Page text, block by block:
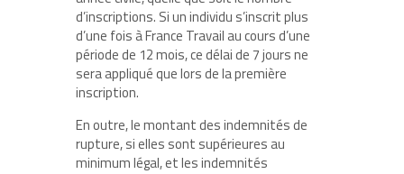
d’inscriptions. Si un individu s’inscrit plus
d’une fois à France Travail au cours d’une
période de 12 mois, ce délai de 7 jours ne
sera appliqué que lors de la première
inscription.
En outre, le montant des indemnités de
rupture, si elles sont supérieures au
minimum légal, et les indemnités